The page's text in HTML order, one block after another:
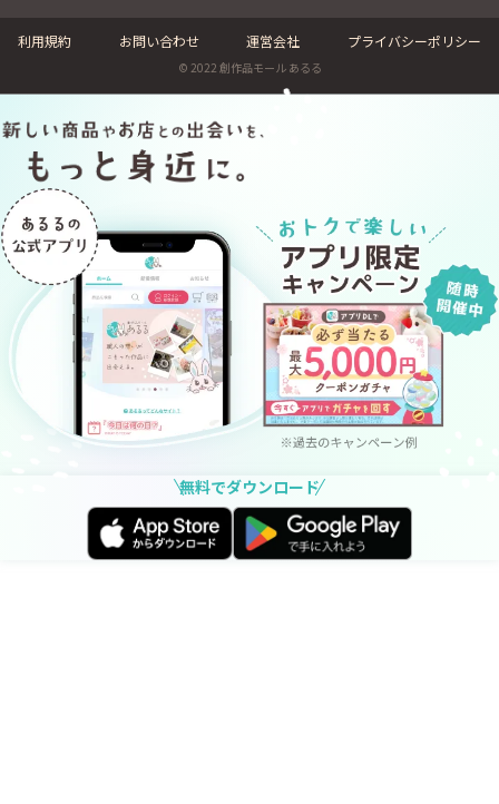
利用規約 お問い合わせ 運営会社 プライバシーポリシー
© 2022 創作品モール あるる
無料でダウンロード